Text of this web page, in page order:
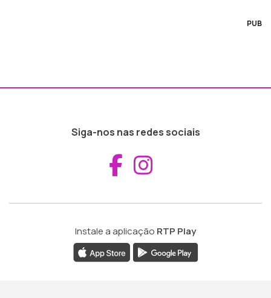
PUB
Siga-nos nas redes sociais
Aceder ao
Instale a aplicação RTP Play